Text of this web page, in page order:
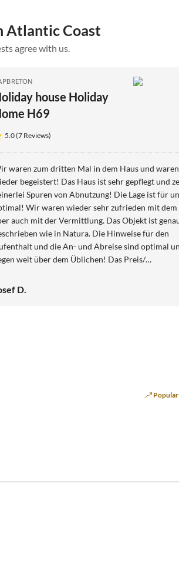
Atlantic Coast
agree with us.
house Holiday
H69
5.0 (7 Reviews)
waren zum dritten Mal in dem Haus und waren
begeistert! Das Haus ist sehr gepflegt und
Spuren von Abnutzung! Die Lage ist für
wieder sehr zufrieden mit dem Haus
auch mit der Vermittlung. Das Objekt ist
wie in Natura. Die Hinweise für den
und die An- und Abreise sind optimal und
weit über dem Üblichen! Das Preis/
D.